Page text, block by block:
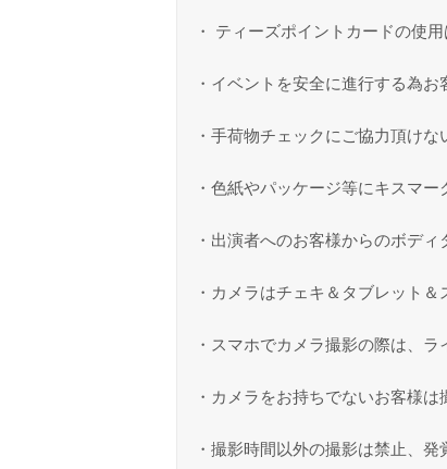
・ ティーズポイントカードの使
・イベントを安全に進行する為
・手荷物チェックにご協力頂け
・色紙やパッケージ等にキスマー
・出演者へのお客様からのボディ
・カメラはチェキ＆タブレット
・スマホでカメラ撮影の際は、
・カメラをお持ちでないお客様
・撮影時間以外の撮影は禁止、